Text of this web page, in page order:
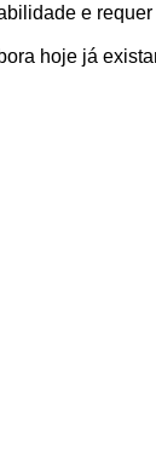
e
hoje já